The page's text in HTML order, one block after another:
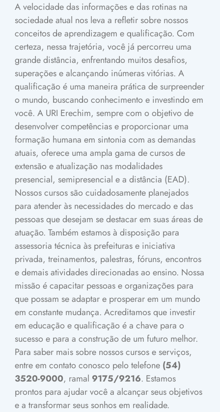
A velocidade das informações e das rotinas na
sociedade atual nos leva a refletir sobre nossos
conceitos de aprendizagem e qualificação. Com
certeza, nessa trajetória, você já percorreu uma
grande distância, enfrentando muitos desafios,
superações e alcançando inúmeras vitórias. A
qualificação é uma maneira prática de surpreender
o mundo, buscando conhecimento e investindo em
você. A URI Erechim, sempre com o objetivo de
desenvolver competências e proporcionar uma
formação humana em sintonia com as demandas
atuais, oferece uma ampla gama de cursos de
extensão e atualização nas modalidades
presencial, semipresencial e a distância (EAD).
Nossos cursos são cuidadosamente planejados
para atender às necessidades do mercado e das
pessoas que desejam se destacar em suas áreas de
atuação. Também estamos à disposição para
assessoria técnica às prefeituras e iniciativa
privada, treinamentos, palestras, fóruns, encontros
e demais atividades direcionadas ao ensino. Nossa
missão é capacitar pessoas e organizações para
que possam se adaptar e prosperar em um mundo
em constante mudança. Acreditamos que investir
em educação e qualificação é a chave para o
sucesso e para a construção de um futuro melhor.
Para saber mais sobre nossos cursos e serviços,
entre em contato conosco pelo telefone (54)
3520-9000, ramal 9175/9216. Estamos
prontos para ajudar você a alcançar seus objetivos
e a transformar seus sonhos em realidade.